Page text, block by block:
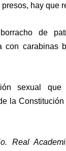
hay que
borracho de
con carabinas
sexual
la
Real